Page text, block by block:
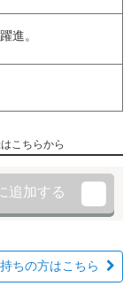
進。
こちらから
ちの方はこちら